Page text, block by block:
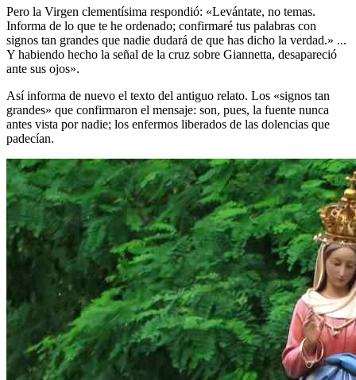
Pero la Virgen clementísima respondió: «Levántate, no temas.
Informa de lo que te he ordenado; confirmaré tus palabras con
signos tan grandes que nadie dudará de que has dicho la verdad.» ...
Y habiendo hecho la señal de la cruz sobre Giannetta, desapareció
ante sus ojos».
Así informa de nuevo el texto del antiguo relato. Los «signos tan
grandes» que confirmaron el mensaje: son, pues, la fuente nunca
antes vista por nadie; los enfermos liberados de las dolencias que
padecían.